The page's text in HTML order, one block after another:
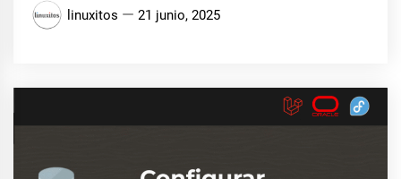
linuxitos 21 junio, 2025